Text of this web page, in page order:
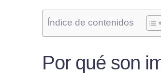
Índice de contenidos
Por qué son